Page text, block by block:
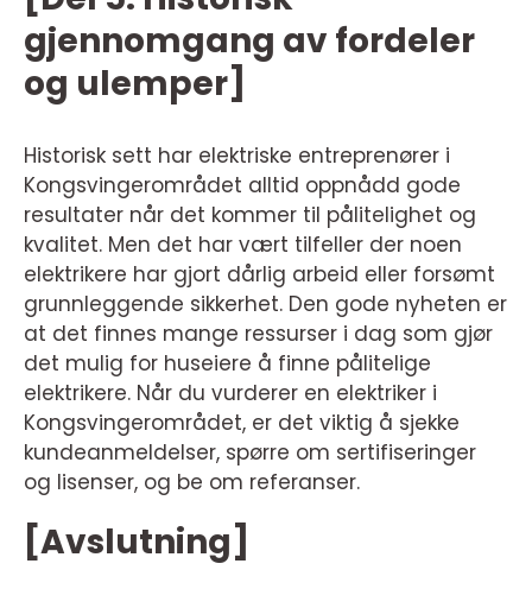
gjennomgang av fordeler
og ulemper]
Historisk sett har elektriske entreprenører i
Kongsvingerområdet alltid oppnådd gode
resultater når det kommer til pålitelighet og
kvalitet. Men det har vært tilfeller der noen
elektrikere har gjort dårlig arbeid eller forsømt
grunnleggende sikkerhet. Den gode nyheten er
at det finnes mange ressurser i dag som gjør
det mulig for huseiere å finne pålitelige
elektrikere. Når du vurderer en elektriker i
Kongsvingerområdet, er det viktig å sjekke
kundeanmeldelser, spørre om sertifiseringer
og lisenser, og be om referanser.
[Avslutning]